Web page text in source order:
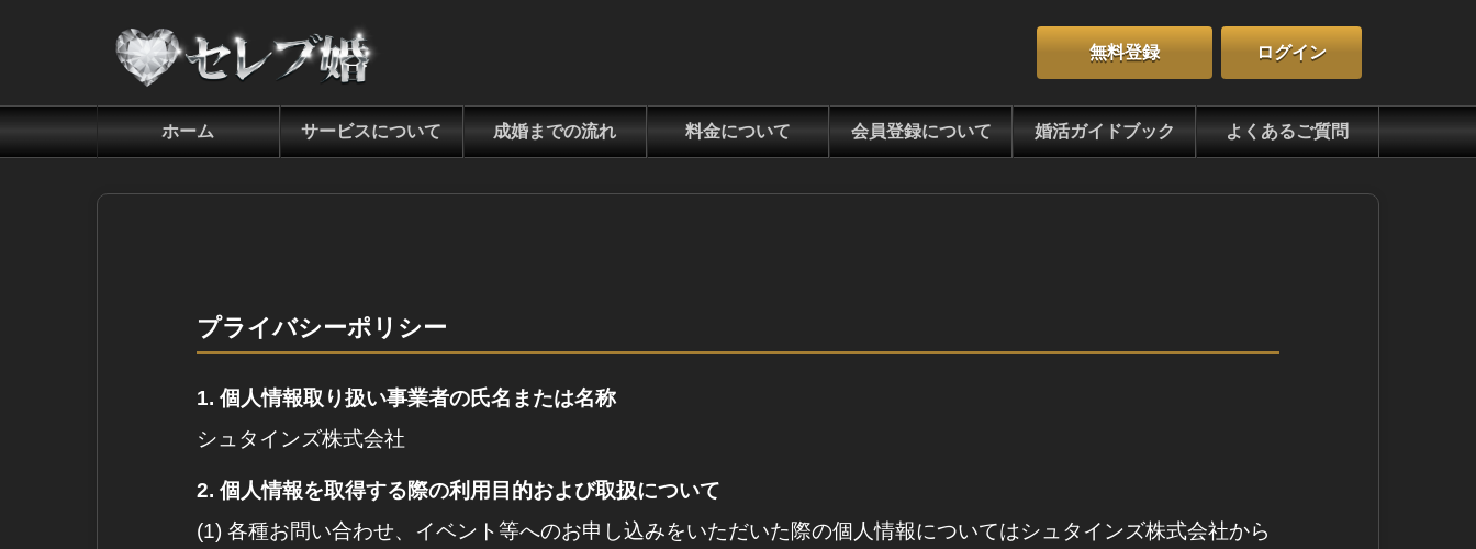
無料登録 ログイン
ホーム サービスについて 成婚までの流れ 料金について 会員登録について 婚活ガイドブック よくあるご質問
プライバシーポリシー
1. 個人情報取り扱い事業者の氏名または名称
シュタインズ株式会社
2. 個人情報を取得する際の利用目的および取扱について
(1) 各種お問い合わせ、イベント等へのお申し込みをいただいた際の個人情報についてはシュタインズ株式会社から